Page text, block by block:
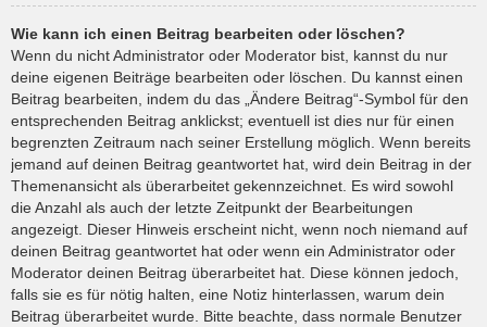
Wie kann ich einen Beitrag bearbeiten oder löschen?
Wenn du nicht Administrator oder Moderator bist, kannst du nur
deine eigenen Beiträge bearbeiten oder löschen. Du kannst einen
Beitrag bearbeiten, indem du das „Ändere Beitrag“-Symbol für den
entsprechenden Beitrag anklickst; eventuell ist dies nur für einen
begrenzten Zeitraum nach seiner Erstellung möglich. Wenn bereits
jemand auf deinen Beitrag geantwortet hat, wird dein Beitrag in der
Themenansicht als überarbeitet gekennzeichnet. Es wird sowohl
die Anzahl als auch der letzte Zeitpunkt der Bearbeitungen
angezeigt. Dieser Hinweis erscheint nicht, wenn noch niemand auf
deinen Beitrag geantwortet hat oder wenn ein Administrator oder
Moderator deinen Beitrag überarbeitet hat. Diese können jedoch,
falls sie es für nötig halten, eine Notiz hinterlassen, warum dein
Beitrag überarbeitet wurde. Bitte beachte, dass normale Benutzer